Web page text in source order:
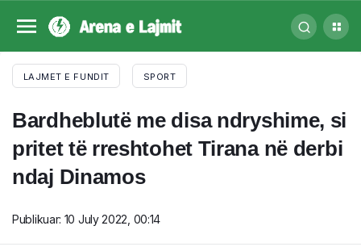
LAJMET E FUNDIT SPORT
Bardheblutë me disa ndryshime, si
pritet të rreshtohet Tirana në derbi
ndaj Dinamos
Publikuar: 10 July 2022, 00:14